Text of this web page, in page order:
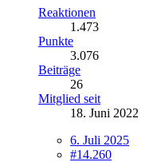
Reaktionen
1.473
Punkte
3.076
Beiträge
26
Mitglied seit
18. Juni 2022
6. Juli 2025
#14.260